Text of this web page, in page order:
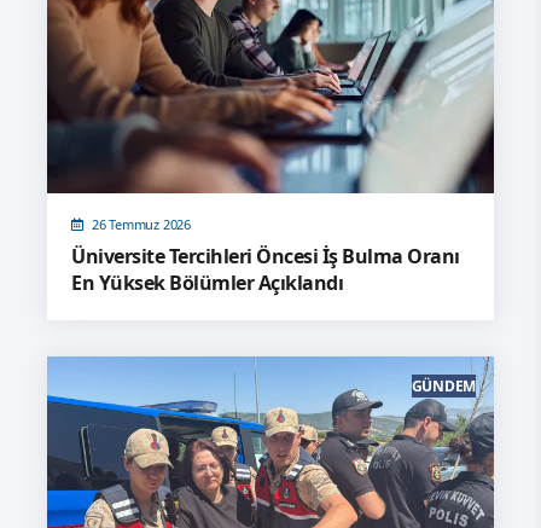
26 Temmuz 2026
Üniversite Tercihleri Öncesi İş Bulma Oranı
En Yüksek Bölümler Açıklandı
GÜNDEM